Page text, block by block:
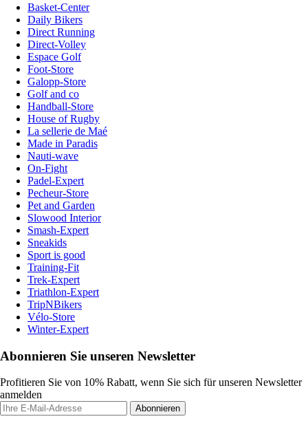
Basket-Center
Daily Bikers
Direct Running
Direct-Volley
Espace Golf
Foot-Store
Galopp-Store
Golf and co
Handball-Store
House of Rugby
La sellerie de Maé
Made in Paradis
Nauti-wave
On-Fight
Padel-Expert
Pecheur-Store
Pet and Garden
Slowood Interior
Smash-Expert
Sneakids
Sport is good
Training-Fit
Trek-Expert
Triathlon-Expert
TripNBikers
Vélo-Store
Winter-Expert
Abonnieren Sie unseren Newsletter
Profitieren Sie von 10% Rabatt, wenn Sie sich für unseren Newsletter
anmelden
Abonnieren